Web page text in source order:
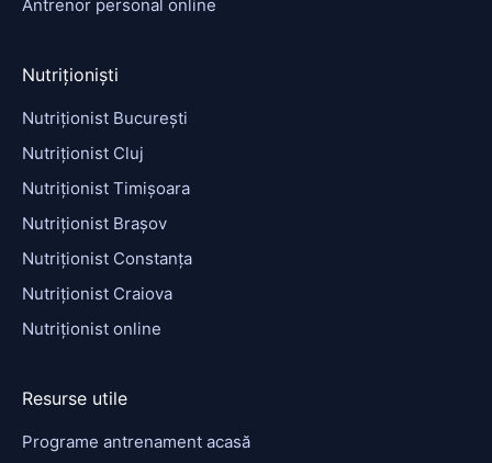
Antrenor personal online
Nutriționiști
Nutriționist București
Nutriționist Cluj
Nutriționist Timișoara
Nutriționist Brașov
Nutriționist Constanța
Nutriționist Craiova
Nutriționist online
Resurse utile
Programe antrenament acasă